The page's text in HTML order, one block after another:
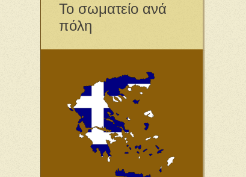
Το σωματείο ανά
πόλη